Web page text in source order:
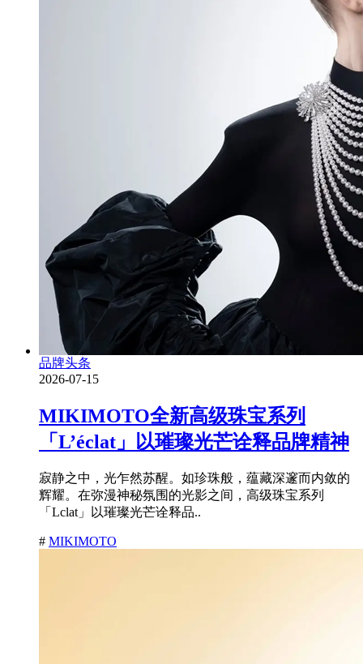
品牌头条
2026-07-15
MIKIMOTO全新高级珠宝系列
「L’éclat」以璀璨光芒诠释品牌精神
寂静之中，光乍然苏醒。如珍珠般，蕴藏深邃而内敛的
辉耀。在弥漫神秘氛围的光影之间，高级珠宝系列
「Lclat」以璀璨光芒诠释品..
# MIKIMOTO